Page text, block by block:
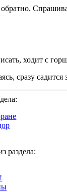
ходит с
сразу садится
раздела: